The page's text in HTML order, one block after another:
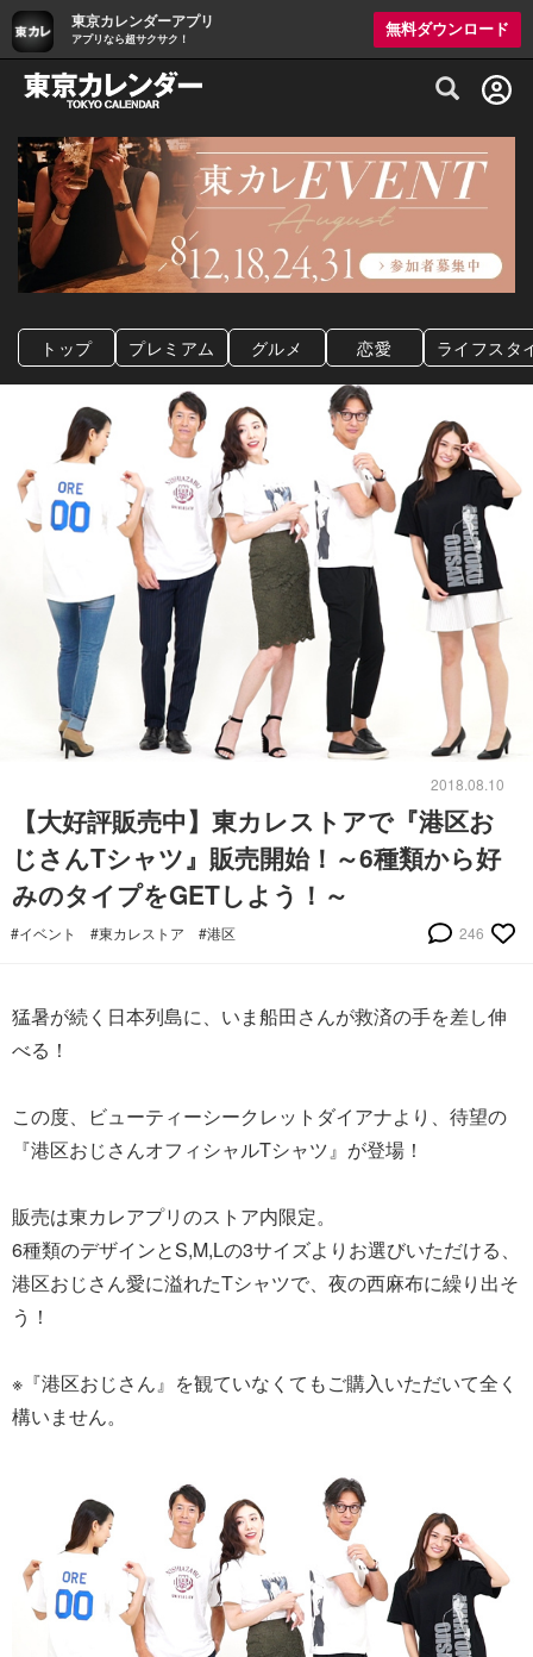
東京カレンダーアプリ
アプリなら超サクサク！
無料ダウンロード
グルメ情報・プレミアムレストラン予約
トップ プレミアム グルメ 恋愛 ライフスタ
2018.08.10
【大好評販売中】東カレストアで『港区お
じさんTシャツ』販売開始！～6種類から好
みのタイプをGETしよう！～
#イベント #東カレストア #港区 246
猛暑が続く日本列島に、いま船田さんが救済の手を差し伸
べる！
この度、ビューティーシークレットダイアナより、待望の
『港区おじさんオフィシャルTシャツ』が登場！
販売は東カレアプリのストア内限定。
6種類のデザインとS,M,Lの3サイズよりお選びいただける、
港区おじさん愛に溢れたTシャツで、夜の西麻布に繰り出そ
う！
※『港区おじさん』を観ていなくてもご購入いただいて全く
構いません。